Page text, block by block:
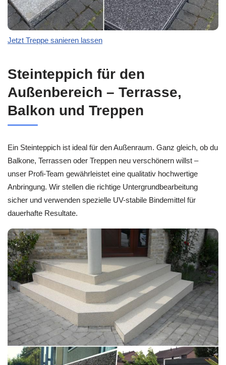
Jetzt Treppe sanieren lassen
Steinteppich für den
Außenbereich – Terrasse,
Balkon und Treppen
Ein Steinteppich ist ideal für den Außenraum. Ganz gleich, ob du
Balkone, Terrassen oder Treppen neu verschönern willst –
unser Profi-Team gewährleistet eine qualitativ hochwertige
Anbringung. Wir stellen die richtige Untergrundbearbeitung
sicher und verwenden spezielle UV-stabile Bindemittel für
dauerhafte Resultate.